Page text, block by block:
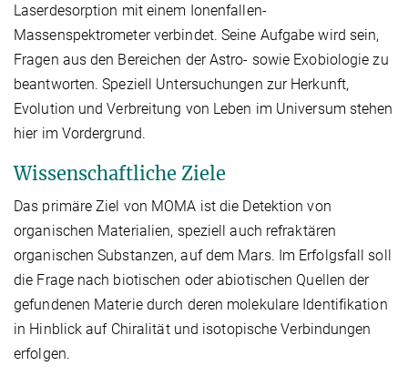
Laserdesorption mit einem Ionenfallen-
Massenspektrometer verbindet. Seine Aufgabe wird sein,
Fragen aus den Bereichen der Astro- sowie Exobiologie zu
beantworten. Speziell Untersuchungen zur Herkunft,
Evolution und Verbreitung von Leben im Universum stehen
hier im Vordergrund.
Wissenschaftliche Ziele
Das primäre Ziel von MOMA ist die Detektion von
organischen Materialien, speziell auch refraktären
organischen Substanzen, auf dem Mars. Im Erfolgsfall soll
die Frage nach biotischen oder abiotischen Quellen der
gefundenen Materie durch deren molekulare Identifikation
in Hinblick auf Chiralität und isotopische Verbindungen
erfolgen.